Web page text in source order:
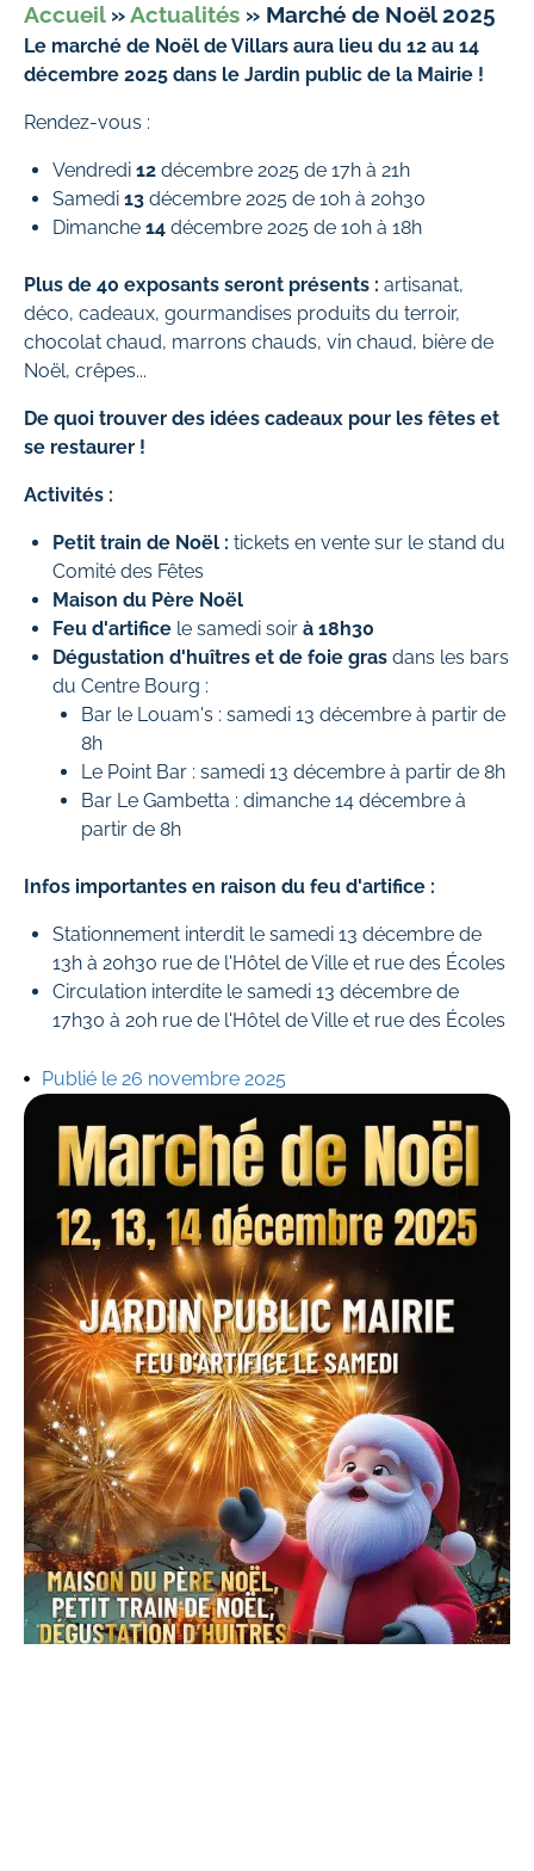
Accueil»Actualités » Marché de Noël 2025
Le marché de Noël de Villars aura lieu du 12 au 14
décembre 2025 dans le Jardin public de la Mairie !
Rendez-vous :
Vendredi 12 décembre 2025 de 17h à 21h
Samedi 13 décembre 2025 de 10h à 20h30
Dimanche 14 décembre 2025 de 10h à 18h
Plus de 40 exposants seront présents : artisanat,
déco, cadeaux, gourmandises produits du terroir,
chocolat chaud, marrons chauds, vin chaud, bière de
Noël, crêpes...
De quoi trouver des idées cadeaux pour les fêtes et
se restaurer !
Activités :
Petit train de Noël : tickets en vente sur le stand du
Comité des Fêtes
Maison du Père Noël
Feu d'artifice le samedi soir à 18h30
Dégustation d'huîtres et de foie gras dans les bars
du Centre Bourg :
Bar le Louam's : samedi 13 décembre à partir de
8h
Le Point Bar : samedi 13 décembre à partir de 8h
Bar Le Gambetta : dimanche 14 décembre à
partir de 8h
Infos importantes en raison du feu d'artifice :
Stationnement interdit le samedi 13 décembre de
13h à 20h30 rue de l'Hôtel de Ville et rue des Écoles
Circulation interdite le samedi 13 décembre de
17h30 à 20h rue de l'Hôtel de Ville et rue des Écoles
Publié le 26 novembre 2025